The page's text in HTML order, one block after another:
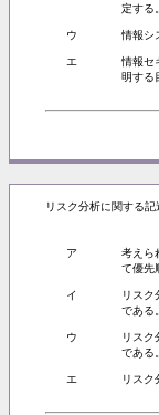
定する。
ウ 情報シ
エ
情報セ
明する
リスク分析に関する
ア
考えら
て優先
イ
リスク
である。
ウ
リスク
である。
エ リスク